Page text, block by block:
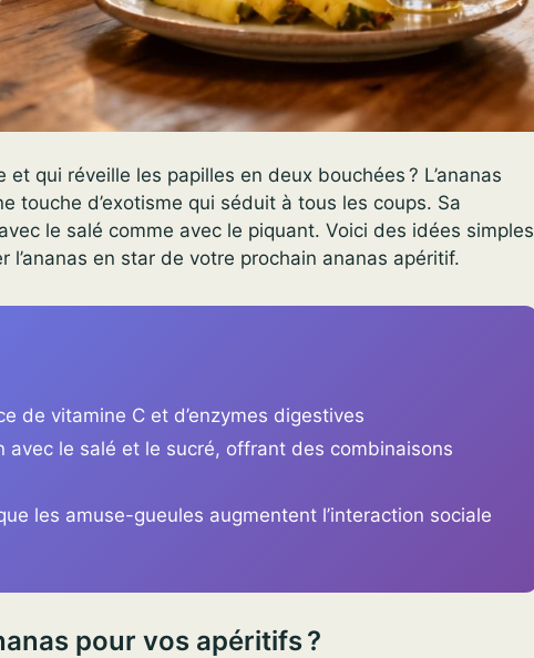
et qui réveille les papilles en deux bouchées ? L’ananas
touche d’exotisme qui séduit à tous les coups. Sa
le salé comme avec le piquant. Voici des idées simples
l’ananas en star de votre prochain ananas apéritif.
de vitamine C et d’enzymes digestives
avec le salé et le sucré, offrant des combinaisons
les amuse-gueules augmentent l’interaction sociale
pour vos apéritifs ?